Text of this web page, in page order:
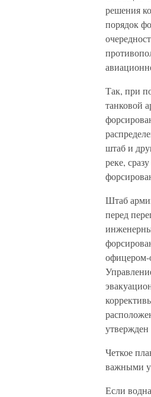
решения
порядок
Так, при
танковой
штаб и
реке,
Штаб
перед
офицером-
Четкое
важными
Если